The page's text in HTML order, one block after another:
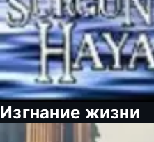
Изгнание жизни